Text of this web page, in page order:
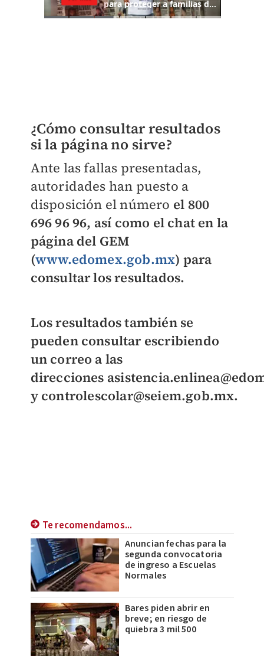
¿Cómo consultar resultados
si la página no sirve?
Ante las fallas presentadas,
autoridades han puesto a
disposición el número el 800
696 96 96, así como el chat en la
página del GEM
(www.edomex.gob.mx) para
consultar los resultados.
Los resultados también se
pueden consultar escribiendo
un correo a las
direcciones
y controlescolar@seiem.gob.mx.
Te recomendamos...
Anuncian fechas para la
segunda convocatoria
de ingreso a Escuelas
Normales
Bares piden abrir en
breve; en riesgo de
quiebra 3 mil 500